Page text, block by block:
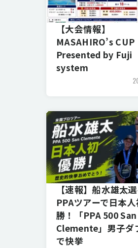
【大会情報】
MASAHIRO’s CUP
Presented by Fuji
system
【速報】船水雄太
PPAツアーで日本
勝！「PPA 500 San
Clemente」男子ダ
で快挙